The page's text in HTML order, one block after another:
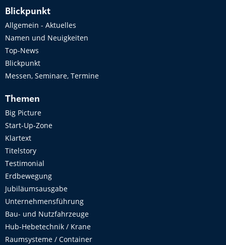
Blickpunkt
Allgemein - Aktuelles
Namen und Neuigkeiten
Top-News
Blickpunkt
Messen, Seminare, Termine
Themen
Big Picture
Start-Up-Zone
Klartext
Titelstory
Testimonial
Erdbewegung
Jubiläumsausgabe
Unternehmensführung
Bau- und Nutzfahrzeuge
Hub-Hebetechnik / Krane
Raumsysteme / Container